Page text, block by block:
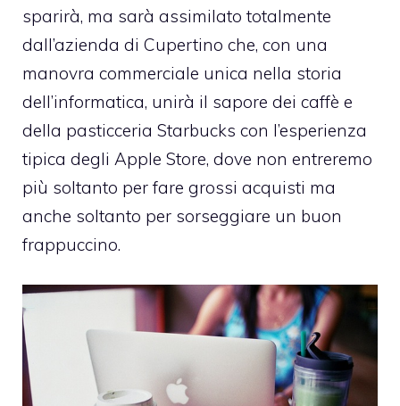
sparirà, ma sarà assimilato totalmente
dall’azienda di Cupertino che, con una
manovra commerciale unica nella storia
dell’informatica, unirà il sapore dei caffè e
della pasticceria Starbucks con l’esperienza
tipica degli Apple Store, dove non entreremo
più soltanto per fare grossi acquisti ma
anche soltanto per sorseggiare un buon
frappuccino.